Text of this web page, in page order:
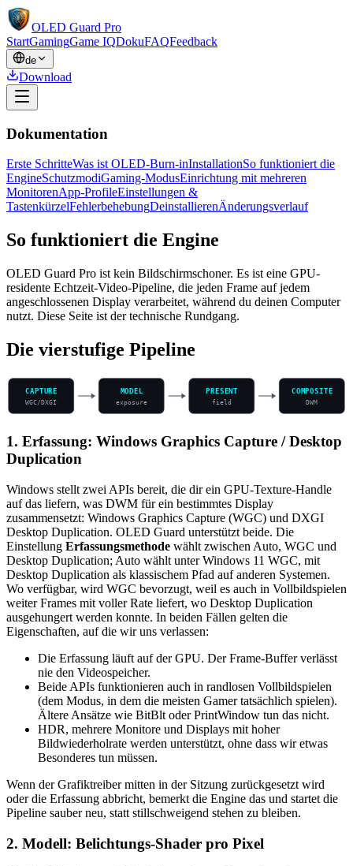
OLED Guard Pro
StartGamingGame IQDokuFAQFeedback
de
Download
Dokumentation
Erste SchritteWas ist OLED-Burn-inInstallationSo funktioniert die
EngineSchutzmodiGaming-ModusEinrichtung mit mehreren
MonitorenApp-ProfileEinstellungen &
TastenkürzelFehlerbehebungDeinstallierenÄnderungsverlauf
So funktioniert die Engine
OLED Guard Pro ist kein Bildschirmschoner. Es ist eine GPU-
residente Echtzeit-Video-Pipeline, die jeden Frame auf jedem
angeschlossenen Display verarbeitet, während du deinen Computer
nutzt. Diese Seite ist der technische Rundgang.
Die vierstufige Pipeline
CAPTURE
WGC/DXGI
MODEL
exposure
PRESENT
field
COMPOSITE
DWM
1. Erfassung: Windows Graphics Capture / Desktop
Duplication
Windows stellt zwei APIs bereit, die dir ein GPU-Texture-Handle
auf das liefern, was DWM für ein bestimmtes Display
zusammensetzt: Windows Graphics Capture (WGC) und DXGI
Desktop Duplication. OLED Guard unterstützt beide. Die
Einstellung Erfassungsmethode wählt zwischen Auto, WGC und
Desktop Duplication; Auto wählt unter Windows 11 WGC, mit
Desktop Duplication als klassischem Pfad auf anderen Systemen.
Wo verfügbar, wird WGC bevorzugt, weil es auch in Vollbildspielen
weiter Frames mit voller Rate liefert, wo Desktop Duplication
ausgehungert werden konnte. In beiden Fällen gelten die
Eigenschaften, auf die wir uns verlassen:
Die Erfassung läuft auf der GPU. Der Frame-Buffer verlässt
nie den Videospeicher.
Beide APIs funktionieren auch in randlosen Vollbildspielen
(dem Modus, in dem die meisten Gamer tatsächlich spielen).
Ältere Ansätze wie BitBlt oder PrintWindow tun das nicht.
HDR, mehrere Monitore und Displays mit hoher
Bildwiederholrate werden unterstützt, ohne dass wir etwas
Besonderes tun müssen.
Wenn der Grafiktreiber mitten in der Sitzung zurückgesetzt wird
oder die Erfassung abbricht, bemerkt die Engine das und startet die
Pipeline sauber neu, statt stillschweigend stehen zu bleiben.
2. Modell: Belichtungs-Shader pro Pixel